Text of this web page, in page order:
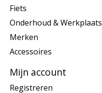
Fiets
Onderhoud & Werkplaats
Merken
Accessoires
Mijn account
Registreren